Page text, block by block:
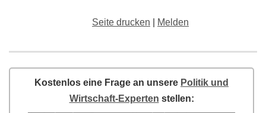
Seite drucken Melden
Kostenlos eine Frage an unsere Politik und
Wirtschaft-Experten stellen: